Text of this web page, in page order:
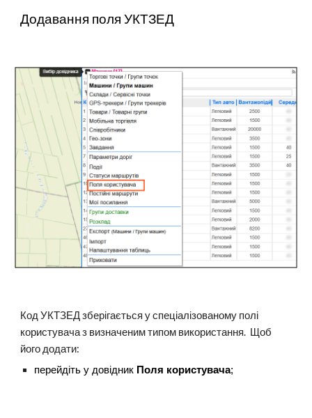
Додавання поля УКТЗЕД
Код УКТЗЕД зберігається у спеціалізованому полі
користувача з визначеним типом використання. Щоб
його додати:
перейдіть у довідник Поля користувача;